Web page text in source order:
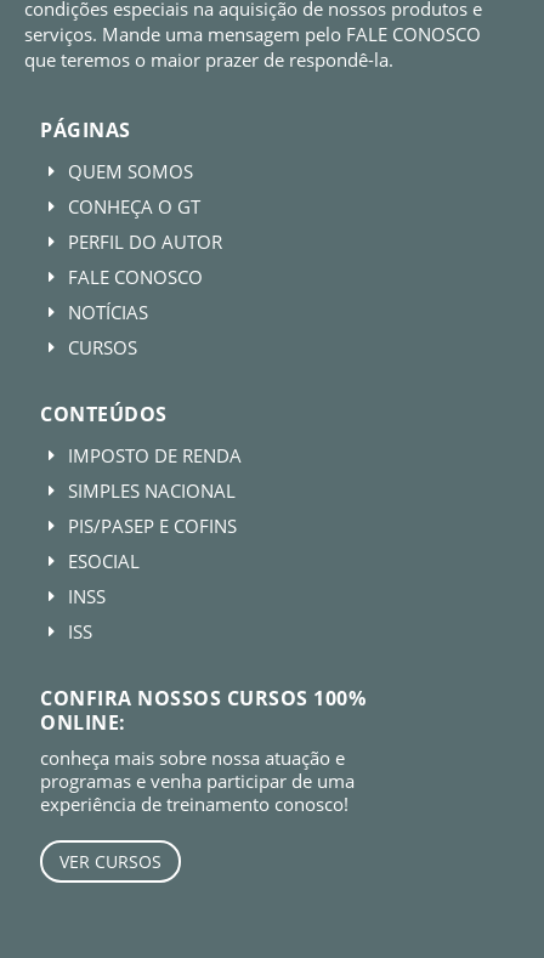
condições especiais na aquisição de nossos produtos e
serviços. Mande uma mensagem pelo FALE CONOSCO
que teremos o maior prazer de respondê-la.
PÁGINAS
E QUEM SOMOS
E CONHEÇA O GT
E PERFIL DO AUTOR
E FALE CONOSCO
E NOTÍCIAS
E CURSOS
CONTEÚDOS
E IMPOSTO DE RENDA
E SIMPLES NACIONAL
E PIS/PASEP E COFINS
E ESOCIAL
E INSS
E ISS
CONFIRA NOSSOS CURSOS 100%
ONLINE:
conheça mais sobre nossa atuação e
programas e venha participar de uma
experiência de treinamento conosco!
VER CURSOS